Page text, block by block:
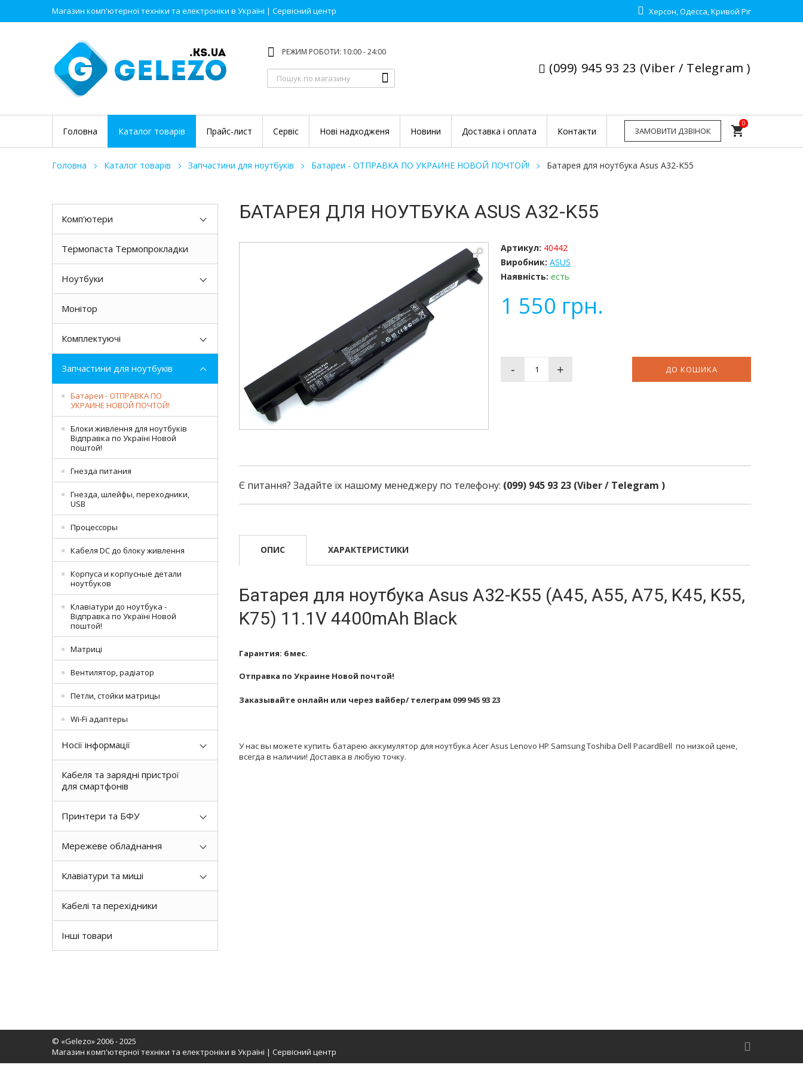
Магазин комп'ютерної техніки та електроніки в Україні | Сервісний центр Херсон, Одесса, Кривой Ріг
(099) 945 93 23 (Viber / Telegram )
РЕЖИМ РОБОТИ: 10:00 - 24:00
ЗАМОВИТИ ДЗВІНОК
Головна Каталог товарів Прайс-лист Сервіс Нові надходженя Новини Доставка і оплата Контакти shopping_cart
0
Головна Каталог товарів Запчастини для ноутбуків Батареи - ОТПРАВКА ПО УКРАИНЕ НОВОЙ ПОЧТОЙ! Батарея для ноутбука Asus A32-K55
БАТАРЕЯ ДЛЯ НОУТБУКА ASUS A32-K55
Артикул: 40442
Виробник: ASUS
Наявність: есть
1 550 грн.
- + ДО КОШИКА
Є питання? Задайте їх нашому менеджеру по телефону: (099) 945 93 23 (Viber / Telegram )
ОПИС ХАРАКТЕРИСТИКИ
Батарея для ноутбука Asus A32-K55 (A45, A55, A75, K45, K55,
K75) 11.1V 4400mAh Black
Гарантия: 6 мес.
Отправка по Украине Новой почтой!
Заказывайте онлайн или через вайбер/ телеграм 099 945 93 23
У нас вы можете купить батарею аккумулятор для ноутбука Acer Asus Lenovo HP Samsung Toshiba Dell PacardBell по низкой цене,
всегда в наличии! Доставка в любую точку.
Комп'ютери
Термопаста Термопрокладки
Ноутбуки
Монітор
Комплектуючі
Запчастини для ноутбуків
Батареи - ОТПРАВКА ПО
УКРАИНЕ НОВОЙ ПОЧТОЙ!
Блоки живлення для ноутбуків
Відправка по Україні Новой
поштой!
Гнезда питания
Гнезда, шлейфы, переходники,
USB
Процессоры
Кабеля DC до блоку живлення
Корпуса и корпусные детали
ноутбуков
Клавіатури до ноутбука -
Відправка по Україні Новой
поштой!
Матриці
Вентилятор, радіатор
Петли, стойки матрицы
Wi-Fi адаптеры
Носії інформації
Кабеля та зарядні пристрої
для смартфонів
Принтери та БФУ
Мережеве обладнання
Клавіатури та миші
Кабелі та перехідники
Інші товари
© «Gelezo» 2006 - 2025
Магазин комп'ютерної техніки та електроніки в Україні | Сервісний центр